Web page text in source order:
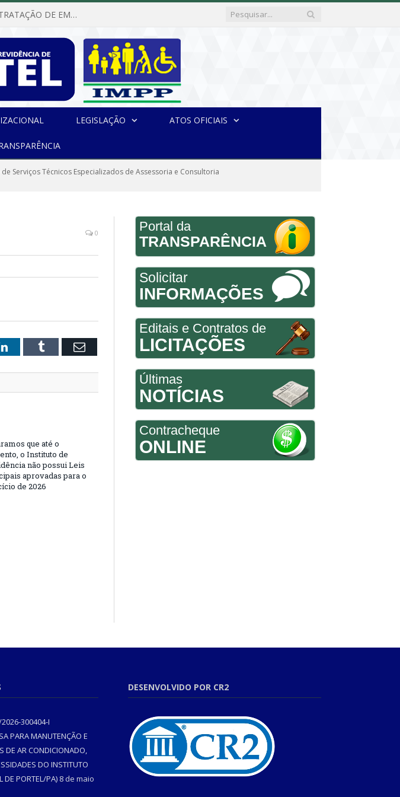
Dispensa de Licitação Nº 7/2026-300404-I (CONTRATAÇÃO DE EMPRESA PARA MANUTENÇÃO E REPARAÇÃO DE APARELHOS DE AR CONDICIONADO, EM ATENDIMENTO ÀS NECESSIDADES DO INSTITUTO DE PREVIDÊNCIA MUNICIPAL DE PORTEL/PA)
LEGISLAÇÃO ATOS OFICIAIS
de Serviços Técnicos Especializados de Assessoria e Consultoria
0
LinkedInTumblr Email
que até o
o Instituto de
não possui Leis
aprovadas para o
de 2026
Portal da
TRANSPARÊNCIA
Solicitar
INFORMAÇÕES
Editais e Contratos de
LICITAÇÕES
Últimas
NOTÍCIAS
Contracheque
ONLINE
300404-I
PARA MANUTENÇÃO E
DE AR CONDICIONADO,
DO INSTITUTO
DE PORTEL/PA) 8 de maio
DESENVOLVIDO POR CR2